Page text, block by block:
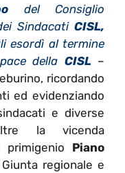
del Consiglio
Sindacati CISL,
esordì al termine
della CISL –
ricordando
ed evidenziando
e diverse
la vicenda
primigenio Piano
regionale e